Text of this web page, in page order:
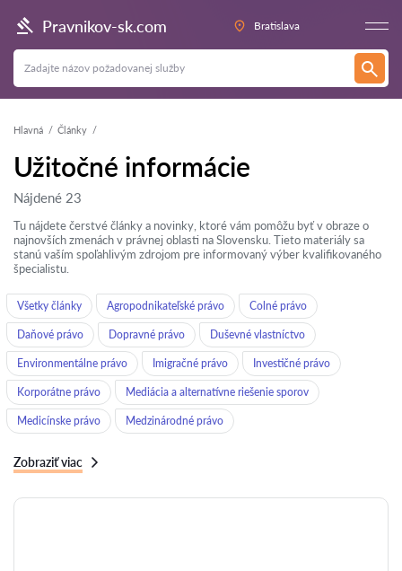
Pravnikov-sk.com Bratislava
Hlavná Články
Užitočné informácie
Nájdené 23
Tu nájdete čerstvé články a novinky, ktoré vám pomôžu byť v obraze o
najnovších zmenách v právnej oblasti na Slovensku. Tieto materiály sa
stanú vaším spoľahlivým zdrojom pre informovaný výber kvalifikovaného
špecialistu.
Všetky články Agropodnikateľské právo Colné právo
Daňové právo Dopravné právo Duševné vlastníctvo
Environmentálne právo Imigračné právo Investičné právo
Korporátne právo Mediácia a alternatívne riešenie sporov
Medicínske právo Medzinárodné právo
Zobraziť viac